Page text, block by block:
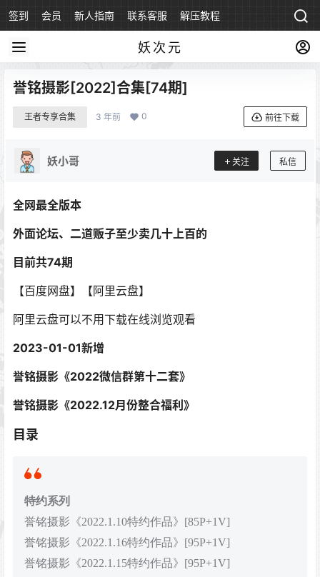
签到 会员 新人指南 联系客服 解压教程
妖次元
誉铭摄影[2022]合集[74期]
王者专享合集 3 年前 0 前往下载
妖小哥 关注 私信
全网最全版本
外面论坛、二道贩子至少卖几十上百的
目前共74期
【百度网盘】【阿里云盘】
阿里云盘可以不用下载在线浏览观看
2023-01-01新增
誉铭摄影《2022微信群第十二套》
誉铭摄影《2022.12月份整合福利》
目录
特约系列
誉铭摄影《2022.1.10特约作品》[85P+1V]
誉铭摄影《2022.1.16特约作品》[95P+1V]
誉铭摄影《2022.1.15特约作品》[95P+1V]